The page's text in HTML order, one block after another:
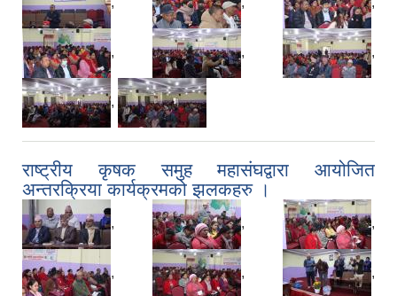
, , ,
,
राष्ट्रीय कृषक समुह महासंघद्वारा आयोजित
अन्तरक्रिया कार्यक्रमको झलकहरु ।
, , ,
, , ,